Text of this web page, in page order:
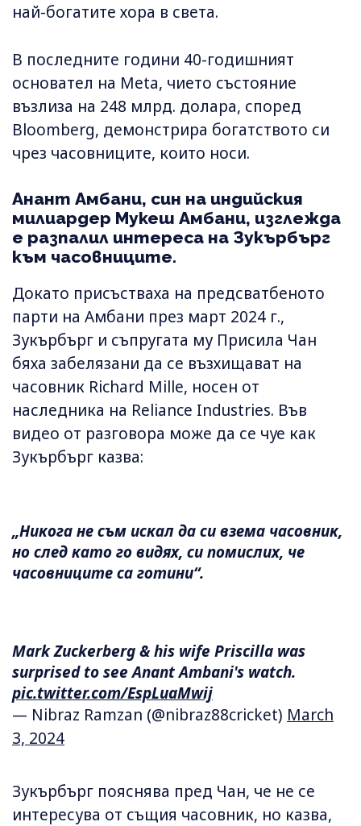
най-богатите хора в света.
В последните години 40-годишният
основател на Meta, чието състояние
възлиза на 248 млрд. долара, според
Bloomberg, демонстрира богатството си
чрез часовниците, които носи.
Анант Амбани, син на индийския
милиардер Мукеш Амбани, изглежда
е разпалил интереса на Зукърбърг
към часовниците.
Докато присъстваха на предсватбеното
парти на Амбани през март 2024 г.,
Зукърбърг и съпругата му Присила Чан
бяха забелязани да се възхищават на
часовник Richard Mille, носен от
наследника на Reliance Industries. Във
видео от разговора може да се чуе как
Зукърбърг казва:
„Никога не съм искал да си взема часовник,
но след като го видях, си помислих, че
часовниците са готини“.
Mark Zuckerberg & his wife Priscilla was
surprised to see Anant Ambani's watch.
pic.twitter.com/EspLuaMwij
— Nibraz Ramzan (@nibraz88cricket) March
3, 2024
Зукърбърг пояснява пред Чан, че не се
интересува от същия часовник, но казва,